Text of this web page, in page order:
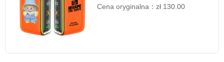
Cena oryginalna：zł 130.00